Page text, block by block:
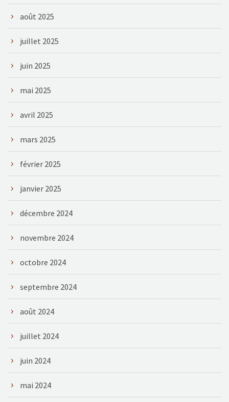
août 2025
juillet 2025
juin 2025
mai 2025
avril 2025
mars 2025
février 2025
janvier 2025
décembre 2024
novembre 2024
octobre 2024
septembre 2024
août 2024
juillet 2024
juin 2024
mai 2024